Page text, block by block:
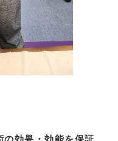
効果・効能を保証